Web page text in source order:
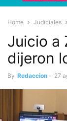
Home Judiciales
Juicio a
dijeron
By Redaccion - 27